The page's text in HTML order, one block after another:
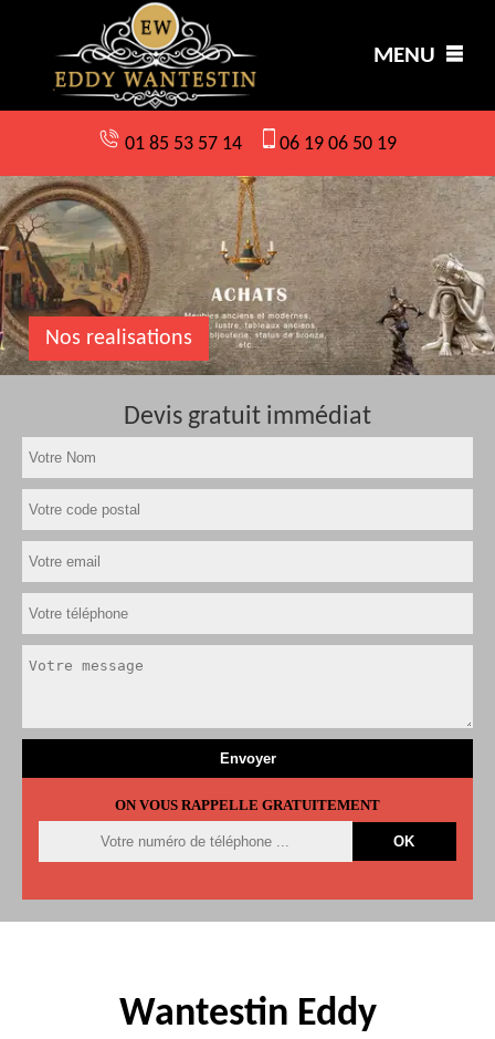
MENU
01 85 53 57 14 06 19 06 50 19
Nos realisations
Devis gratuit immédiat
ON VOUS RAPPELLE GRATUITEMENT
Wantestin Eddy